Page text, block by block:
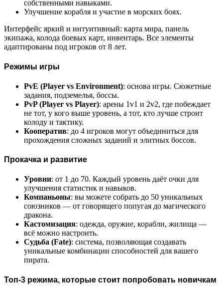
собственными навыками.
Улучшение корабля и участие в морских боях.
Интерфейс яркий и интуитивный: карта мира, панель
экипажа, колода боевых карт, инвентарь. Все элементы
адаптированы под игроков от 8 лет.
Режимы игры
PvE (Player vs Environment): основа игры. Сюжетные
задания, подземелья, боссы.
PvP (Player vs Player): арены 1v1 и 2v2, где побеждает
не тот, у кого выше уровень, а тот, кто лучше строит
колоду и тактику.
Кооператив: до 4 игроков могут объединиться для
прохождения сложных заданий и элитных боссов.
Прокачка и развитие
Уровни: от 1 до 70. Каждый уровень даёт очки для
улучшения статистик и навыков.
Компаньоны: вы можете собрать до 50 уникальных
союзников — от говорящего попугая до магического
дракона.
Кастомизация: одежда, оружие, корабли, жилища —
всё можно настроить.
Судьба (Fate): система, позволяющая создавать
уникальные комбинации способностей для вашего
пирата.
Топ-3 режима, которые стоит попробовать новичкам